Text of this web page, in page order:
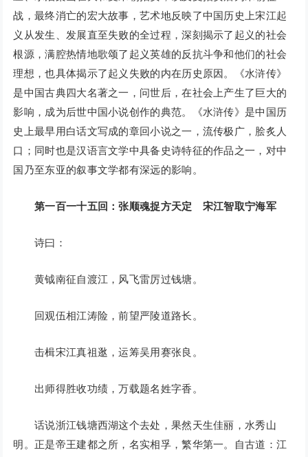
战，最终消亡的宏大故事，艺术地反映了中国历史上宋江起
义从发生、发展直至失败的全过程，深刻揭示了起义的社会
根源，满腔热情地歌颂了起义英雄的反抗斗争和他们的社会
理想，也具体揭示了起义失败的内在历史原因。《水浒传》
是中国古典四大名著之一，问世后，在社会上产生了巨大的
影响，成为后世中国小说创作的典范。《水浒传》是中国历
史上最早用白话文写成的章回小说之一，流传极广，脍炙人
口；同时也是汉语言文学中具备史诗特征的作品之一，对中
国乃至东亚的叙事文学都有深远的影响。
第一百一十五回：张顺魂捉方天定 宋江智取宁海军
诗曰：
黄钺南征自渡江，风飞雷厉过钱塘。
回观伍相江涛险，前望严陵道路长。
击楫宋江真祖逖，运筹吴用赛张良。
出师得胜收功绩，万载题名姓字香。
话说浙江钱塘西湖这个去处，果然天生佳丽，水秀山
明。正是帝王建都之所，名实相孚，繁华第一。自古道：江